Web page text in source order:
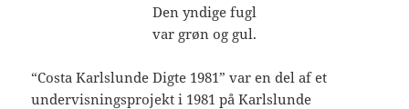
Den yndige fugl
var grøn og gul.
“Costa Karlslunde Digte 1981” var en del af et
undervisningsprojekt i 1981 på Karlslunde